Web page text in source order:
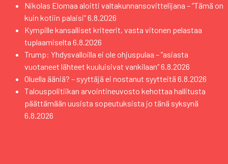
Nikolas Elomaa aloitti valtakunnansovittelijana – ”Tämä on
kuin kotiin palaisi”6.8.2026
Kympille kansalliset kriteerit, vasta vitonen pelastaa
tuplaamiselta 6.8.2026
Trump: Yhdysvalloilla ei ole ohjuspulaa – ”asiasta
vuotaneet lähteet kuuluisivat vankilaan”6.8.2026
Oluella ääniä? – syyttäjä ei nostanut syytteitä 6.8.2026
Talouspolitiikan arvointineuvosto kehottaa hallitusta
päättämään uusista sopeutuksista jo tänä syksynä
6.8.2026